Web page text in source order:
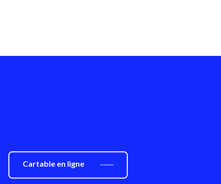
Cartable en ligne